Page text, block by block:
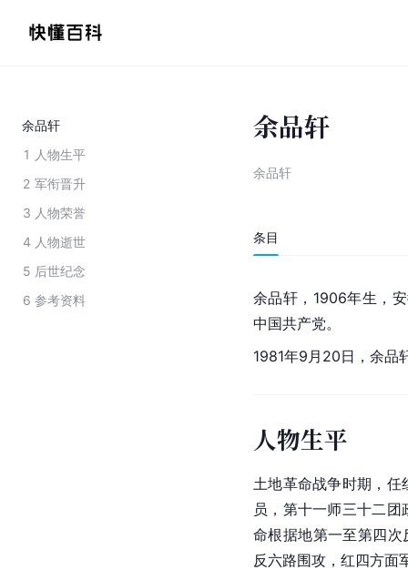
余品轩
1 人物生平
2 军衔晋升
3 人物荣誉
4 人物逝世
5 后世纪念
6 参考资料
余品轩
余品轩
条目
余品轩，1906年生，
中国共产党。
1981年9月20日，余品
人物生平
土地革命战争时期，任
员，第十一师三十二
命根据地第一至第四次
反六路围攻，红四方面